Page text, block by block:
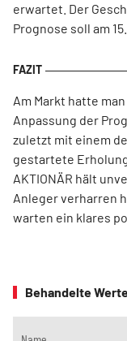
erwartet. Der
Prognose soll am
Am Markt hatte
Anpassung der
zuletzt mit einem
gestartete
AKTIONÄR hält
Anleger verharren
warten ein klares
Behandelte